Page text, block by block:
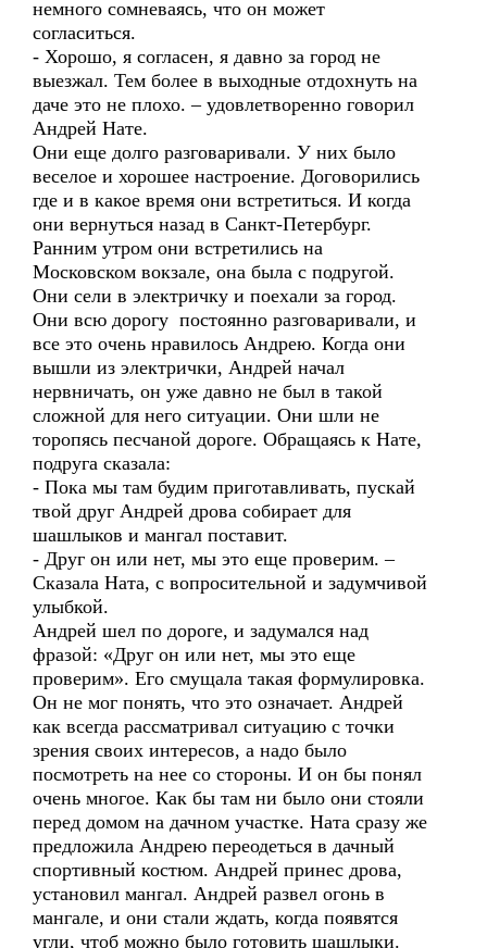
немного сомневаясь, что он может
согласиться.
- Хорошо, я согласен, я давно за город не
выезжал. Тем более в выходные отдохнуть на
даче это не плохо. – удовлетворенно говорил
Андрей Нате.
Они еще долго разговаривали. У них было
веселое и хорошее настроение. Договорились
где и в какое время они встретиться. И когда
они вернуться назад в Санкт-Петербург.
Ранним утром они встретились на
Московском вокзале, она была с подругой.
Они сели в электричку и поехали за город.
Они всю дорогу постоянно разговаривали, и
все это очень нравилось Андрею. Когда они
вышли из электрички, Андрей начал
нервничать, он уже давно не был в такой
сложной для него ситуации. Они шли не
торопясь песчаной дороге. Обращаясь к Нате,
подруга сказала:
- Пока мы там будим приготавливать, пускай
твой друг Андрей дрова собирает для
шашлыков и мангал поставит.
- Друг он или нет, мы это еще проверим. –
Сказала Ната, с вопросительной и задумчивой
улыбкой.
Андрей шел по дороге, и задумался над
фразой: «Друг он или нет, мы это еще
проверим». Его смущала такая формулировка.
Он не мог понять, что это означает. Андрей
как всегда рассматривал ситуацию с точки
зрения своих интересов, а надо было
посмотреть на нее со стороны. И он бы понял
очень многое. Как бы там ни было они стояли
перед домом на дачном участке. Ната сразу же
предложила Андрею переодеться в дачный
спортивный костюм. Андрей принес дрова,
установил мангал. Андрей развел огонь в
мангале, и они стали ждать, когда появятся
угли, чтоб можно было готовить шашлыки.